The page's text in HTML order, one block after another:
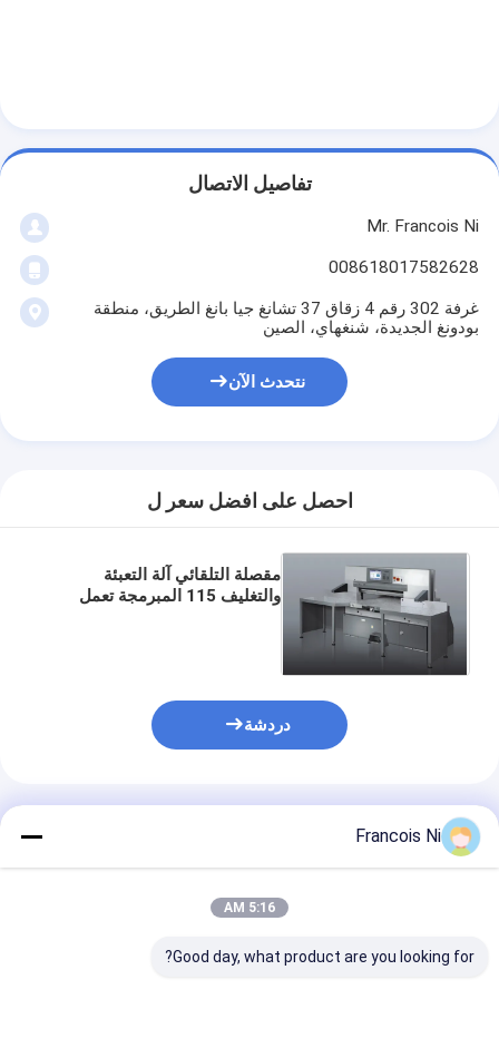
تفاصيل الاتصال
Mr. Francois Ni
008618017582628
غرفة 302 رقم 4 زقاق 37 تشانغ جيا بانغ الطريق، منطقة
بودونغ الجديدة، شنغهاي، الصين
نتحدث الآن
احصل على افضل سعر ل
مقصلة التلقائي آلة التعبئة
والتغليف 115 المبرمجة تعمل
دردشة
المنتجات الموصى بها
Francois Ni
5:16 AM
Good day, what product are you looking for?